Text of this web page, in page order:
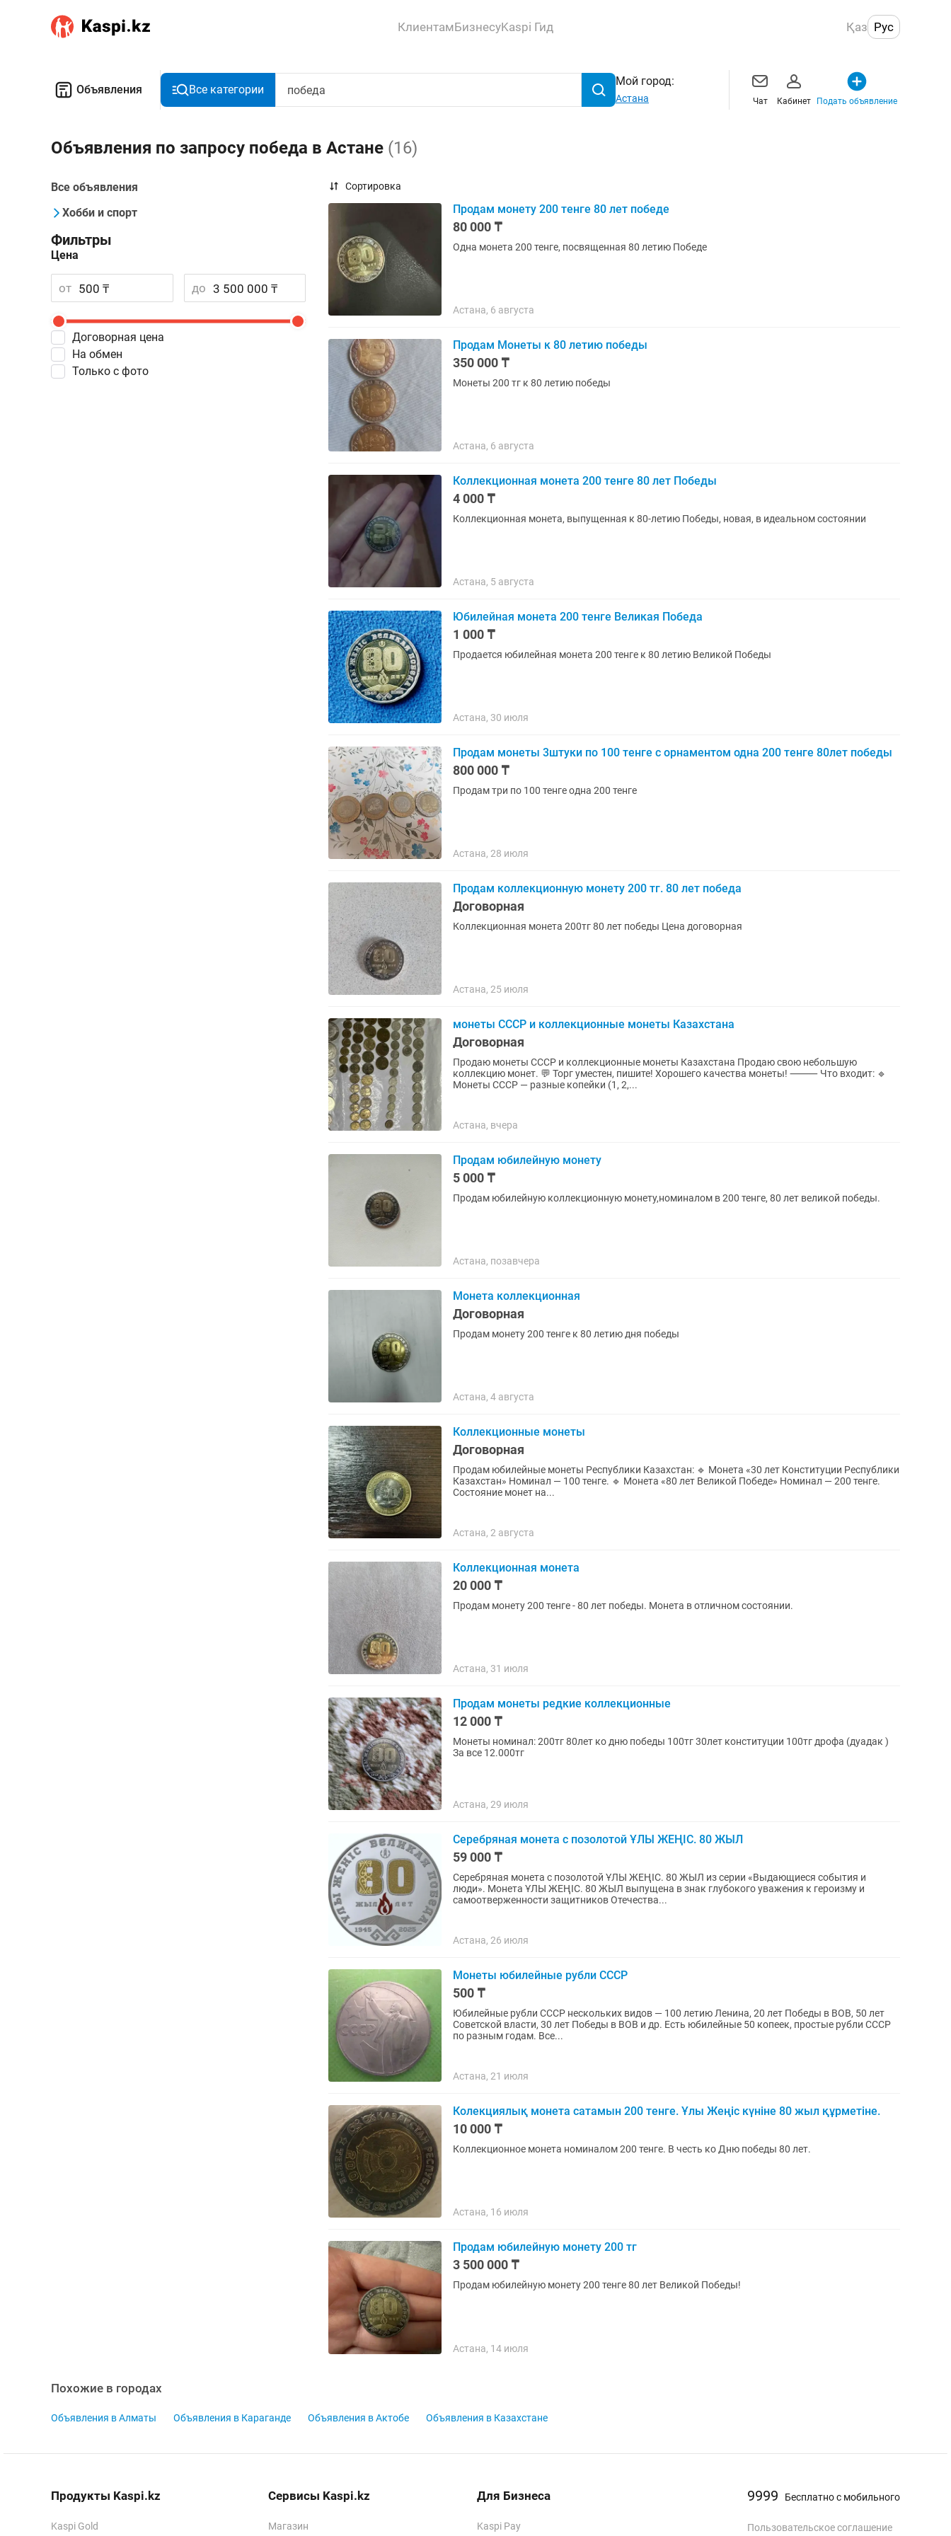
КлиентамБизнесуKaspi Гид Қаз Рус
Объявления Все категории
Мой город:
Астана Чат Кабинет Подать объявление
Объявления по запросу победа в Астане (16)
Все объявления
Хобби и спорт
Фильтры
Цена
от до
Договорная цена
На обмен
Только с фото
Сортировка
Продам монету 200 тенге 80 лет победе
80 000 ₸
Одна монета 200 тенге, посвященная 80 летию Победе
Астана, 6 августа
Продам Монеты к 80 летию победы
350 000 ₸
Монеты 200 тг к 80 летию победы
Астана, 6 августа
Коллекционная монета 200 тенге 80 лет Победы
4 000 ₸
Коллекционная монета, выпущенная к 80-летию Победы, новая, в идеальном состоянии
Астана, 5 августа
Юбилейная монета 200 тенге Великая Победа
1 000 ₸
Продается юбилейная монета 200 тенге к 80 летию Великой Победы
Астана, 30 июля
Продам монеты 3штуки по 100 тенге с орнаментом одна 200 тенге 80лет победы
800 000 ₸
Продам три по 100 тенге одна 200 тенге
Астана, 28 июля
Продам коллекционную монету 200 тг. 80 лет победа
Договорная
Коллекционная монета 200тг 80 лет победы Цена договорная
Астана, 25 июля
монеты СССР и коллекционные монеты Казахстана
Договорная
Продаю монеты СССР и коллекционные монеты Казахстана Продаю свою небольшую
коллекцию монет. 💬 Торг уместен, пишите! Хорошего качества монеты! ⸻ Что входит: 🔹
Монеты СССР — разные копейки (1, 2,...
Астана, вчера
Продам юбилейную монету
5 000 ₸
Продам юбилейную коллекционную монету,номиналом в 200 тенге, 80 лет великой победы.
Астана, позавчера
Монета коллекционная
Договорная
Продам монету 200 тенге к 80 летию дня победы
Астана, 4 августа
Коллекционные монеты
Договорная
Продам юбилейные монеты Республики Казахстан: 🔹 Монета «30 лет Конституции Республики
Казахстан» Номинал — 100 тенге. 🔹 Монета «80 лет Великой Победе» Номинал — 200 тенге.
Состояние монет на...
Астана, 2 августа
Коллекционная монета
20 000 ₸
Продам монету 200 тенге - 80 лет победы. Монета в отличном состоянии.
Астана, 31 июля
Продам монеты редкие коллекционные
12 000 ₸
Монеты номинал: 200тг 80лет ко дню победы 100тг 30лет конституции 100тг дрофа (дуадак )
За все 12.000тг
Астана, 29 июля
Серебряная монета с позолотой ҰЛЫ ЖЕҢІС. 80 ЖЫЛ
59 000 ₸
Серебряная монета с позолотой ҰЛЫ ЖЕҢІС. 80 ЖЫЛ из серии «Выдающиеся события и
люди». Монета ҰЛЫ ЖЕҢІС. 80 ЖЫЛ выпущена в знак глубокого уважения к героизму и
самоотверженности защитников Отечества...
Астана, 26 июля
Монеты юбилейные рубли СССР
500 ₸
Юбилейные рубли СССР нескольких видов — 100 летию Ленина, 20 лет Победы в ВОВ, 50 лет
Советской власти, 30 лет Победы в ВОВ и др. Есть юбилейные 50 копеек, простые рубли СССР
по разным годам. Все...
Астана, 21 июля
Колекциялық монета сатамын 200 тенге. Ұлы Жеңіс күніне 80 жыл құрметіне.
10 000 ₸
Коллекционное монета номиналом 200 тенге. В честь ко Дню победы 80 лет.
Астана, 16 июля
Продам юбилейную монету 200 тг
3 500 000 ₸
Продам юбилейную монету 200 тенге 80 лет Великой Победы!
Астана, 14 июля
Похожие в городах
Объявления в Алматы Объявления в Караганде Объявления в Актобе Объявления в Казахстане
Продукты Kaspi.kz
Kaspi Gold
Сервисы Kaspi.kz
Магазин
Для Бизнеса
Kaspi Pay
9999 Бесплатно с мобильного
Пользовательское соглашение